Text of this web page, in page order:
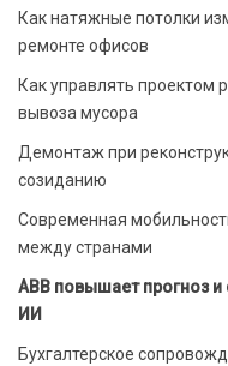
Как натяжные потолки
ремонте офисов
Как управлять проектом
вывоза мусора
Демонтаж при
созиданию
Современная
между странами
ABB повышает прогноз
ИИ
Бухгалтерское